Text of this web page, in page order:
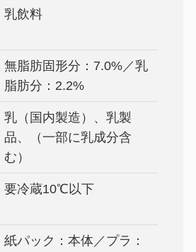
乳飲料
無脂肪固形分：7.0%／乳
脂肪分：2.2%
乳（国内製造）、乳製
品、（一部に乳成分含
む）
要冷蔵10℃以下
紙パック：本体／プラ：